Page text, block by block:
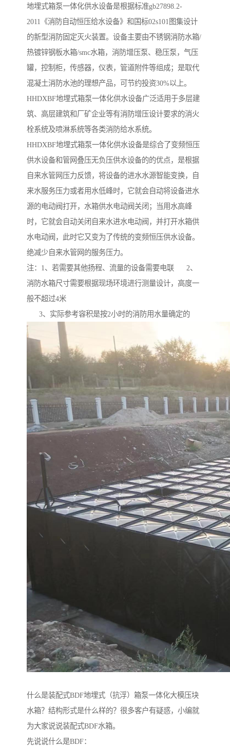
地埋式箱泵一体化供水设备是根据标准gb27898.2-
2011《消防自动恒压给水设备》和国标02s101图集设计
的新型消防固定灭火装置。设备主要由不锈钢消防水箱/
热镀锌钢板水箱/smc水箱，消防增压泵、稳压泵，气压
罐，控制柜，传感器，仪表，管道附件等组成；是取代
混凝土消防水池的理想产品，可节约投资30%以上。
HHDXBF地埋式箱泵一体化供水设备广泛适用于多层建
筑、高层建筑和厂矿企业等有消防增压设计要求的消火
栓系统及喷淋系统等各类消防给水系统。
HHDXBF地埋式箱泵一体化供水设备是综合了变频恒压
供水设备和管网叠压无负压供水设备的的优点，是根据
自来水管网压力反馈，将设备的进水水源智能变换，自
来水服务压力或者用水低峰时，它就会自动将设备进水
源的电动阀打开，水箱供水电动阀关闭；当用水高峰
时，它就会自动关闭自来水进水电动阀，并打开水箱供
水电动阀，此时它又变为了传统的变频恒压供水设备。
绝减少自来水管网的服务压力。
注：1、若需要其他扬程、流量的设备需要电联 2、
消防水箱尺寸需要根据现场环境进行测量设计，高度一
般不超过4米
3、实际参考容积是按2小时的消防用水量确定的
什么是装配式BDF地埋式（抗浮）箱泵一体化大模压块
水箱？结构形式是什么样的？很多客户有疑惑，小编就
为大家说说装配式BDF水箱。
先说说什么是BDF：